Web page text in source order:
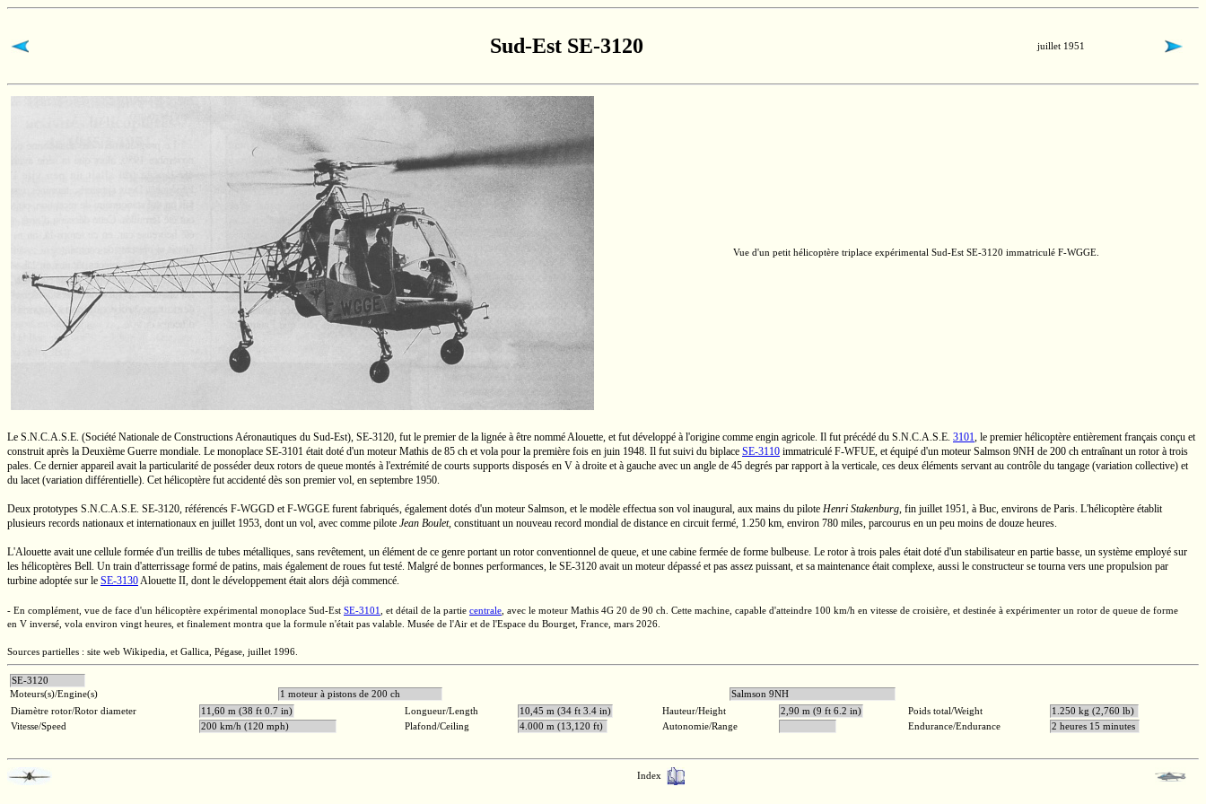
Sud-Est SE-3120 juillet 1951
Vue d'un petit hélicoptère triplace expérimental Sud-Est SE-3120 immatriculé F-WGGE.
Le S.N.C.A.S.E. (Société Nationale de Constructions Aéronautiques du Sud-Est), SE-3120, fut le premier de la lignée à être nommé Alouette, et fut développé à l'origine comme engin agricole. Il fut précédé du S.N.C.A.S.E. 3101, le premier hélicoptère entièrement français conçu et
construit après la Deuxième Guerre mondiale. Le monoplace SE-3101 était doté d'un moteur Mathis de 85 ch et vola pour la première fois en juin 1948. Il fut suivi du biplace SE-3110 immatriculé F-WFUE, et équipé d'un moteur Salmson 9NH de 200 ch entraînant un rotor à trois
pales. Ce dernier appareil avait la particularité de posséder deux rotors de queue montés à l'extrémité de courts supports disposés en V à droite et à gauche avec un angle de 45 degrés par rapport à la verticale, ces deux éléments servant au contrôle du tangage (variation collective) et
du lacet (variation différentielle). Cet hélicoptère fut accidenté dès son premier vol, en septembre 1950.
Deux prototypes S.N.C.A.S.E. SE-3120, référencés F-WGGD etF-WGGE furent fabriqués, également dotés d'un moteur Salmson, et le modèle effectua son vol inaugural, aux mains du pilote Henri Stakenburg, fin juillet 1951, à Buc, environs de Paris. L'hélicoptère établit
plusieurs records nationaux et internationaux en juillet 1953, dont un vol, avec comme pilote Jean Boulet, constituant un nouveau record mondial de distance en circuit fermé, 1.250 km, environ 780 miles, parcourus en un peu moins de douze heures.
L'Alouette avait une cellule formée d'un treillis de tubes métalliques, sans revêtement, un élément de ce genre portant un rotor conventionnel de queue, et une cabine fermée de forme bulbeuse. Le rotor à trois pales était doté d'un stabilisateur en partie basse, un système employé sur
les hélicoptères Bell. Un train d'atterrissage formé de patins, mais également de roues fut testé. Malgré de bonnes performances, le SE-3120 avait un moteur dépassé et pas assez puissant, et sa maintenance était complexe, aussi le constructeur se tourna vers une propulsion par
turbine adoptée sur le SE-3130Alouette II, dont le développement était alors déjà commencé.
- En complément, vue de face d'un hélicoptère expérimental monoplace Sud-Est SE-3101 et détail de la partie centrale , avec le moteur Mathis 4G 20 de 90 ch. Cette machine, capable d'atteindre 100 km/h en vitesse de croisière, et destinée à expérimenter un rotor de queue de forme
en V inversé, vola environ vingt heures, et finalement montra que la formule n'était pas valable. Musée de l'Air et de l'Espace du Bourget, France, mars 2026.
Sources partielles : site web Wikipedia, et Gallica, Pégase, juillet 1996.
SE-3120
Moteurs(s)/Engine(s)
1 moteur à pistons de 200 ch
Salmson 9NH
Diamètre rotor/Rotor diameter
11,60 m (38 ft 0.7 in) Longueur/Length 10,45 m (34 ft 3.4 in) Hauteur/Height 2,90 m (9 ft 6.2 in) Poids total/Weight
1.250 kg (2,760 lb)
Vitesse/Speed
200 km/h (120 mph) Plafond/Ceiling 4.000 m (13,120 ft) Autonomie/Range Endurance/Endurance 2 heures 15 minutes
Index